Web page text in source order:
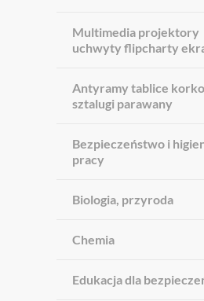
Multimedia projektory
uchwyty flipcharty
Antyramy tablice
sztalugi parawany
Bezpieczeństwo i
pracy
Biologia, przyroda
Chemia
Edukacja dla